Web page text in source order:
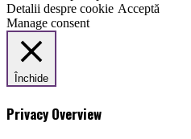
Detalii despre cookie Acceptă
Manage consent
Închide
Privacy Overview